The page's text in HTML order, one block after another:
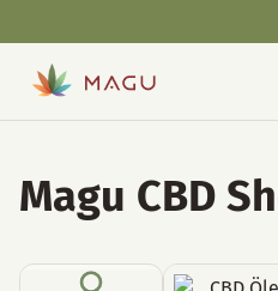
Magu CBD